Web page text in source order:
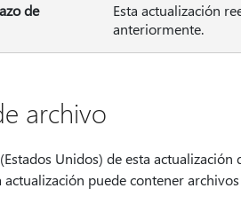
de
Esta actualización
anteriormente.
archivo
Unidos) de esta
puede contener